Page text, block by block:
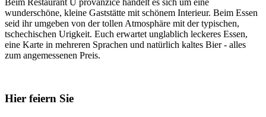
Beim Restaurant U provanzice handelt es sich um eine
wunderschöne, kleine Gaststätte mit schönem Interieur. Beim Essen
seid ihr umgeben von der tollen Atmosphäre mit der typischen,
tschechischen Urigkeit. Euch erwartet unglablich leckeres Essen,
eine Karte in mehreren Sprachen und natürlich kaltes Bier - alles
zum angemessenen Preis.
Hier feiern Sie